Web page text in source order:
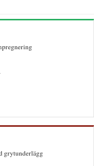
grytunderlägg